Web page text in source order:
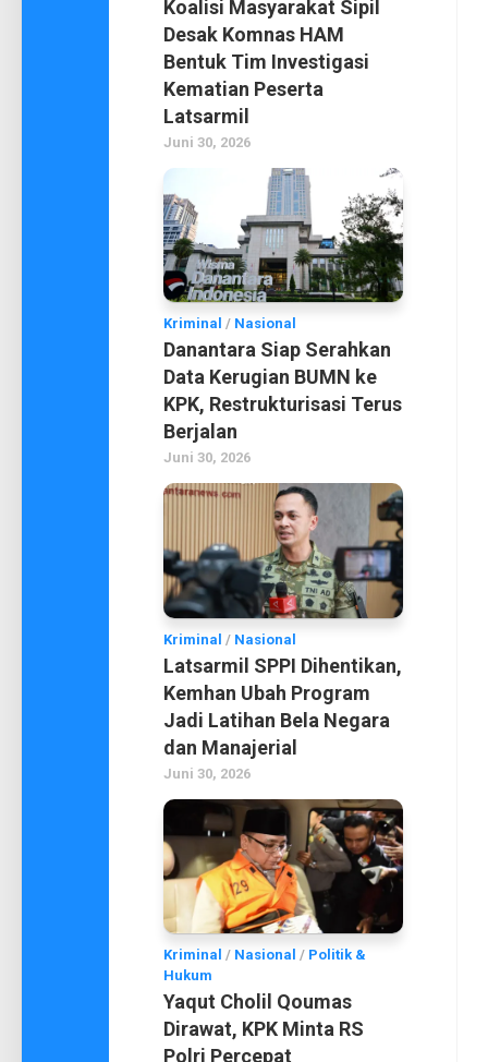
Koalisi Masyarakat Sipil
Desak Komnas HAM
Bentuk Tim Investigasi
Kematian Peserta
Latsarmil
Juni 30, 2026
Kriminal / Nasional
Danantara Siap Serahkan
Data Kerugian BUMN ke
KPK, Restrukturisasi Terus
Berjalan
Juni 30, 2026
Kriminal / Nasional
Latsarmil SPPI Dihentikan,
Kemhan Ubah Program
Jadi Latihan Bela Negara
dan Manajerial
Juni 30, 2026
Kriminal / Nasional / Politik &
Hukum
Yaqut Cholil Qoumas
Dirawat, KPK Minta RS
Polri Percepat